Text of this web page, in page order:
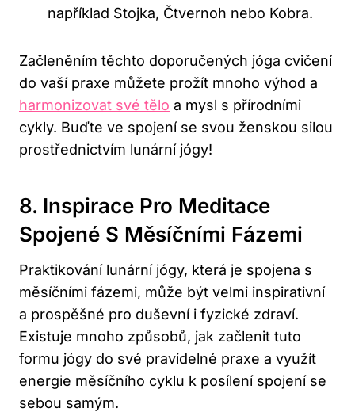
například Stojka, Čtvernoh nebo Kobra.
Začleněním těchto​ doporučených jóga cvičení
do vaší praxe můžete ‌prožít mnoho výhod a
harmonizovat své tělo ⁤a ‍mysl s přírodními
cykly. Buďte⁤ ve⁢ spojení⁤ se svou ženskou silou
prostřednictvím lunární jógy!
8. Inspirace Pro Meditace
Spojené S Měsíčními⁢ Fázemi
Praktikování⁢ lunární jógy, která je spojena s
měsíčními fázemi, může být ‍velmi ⁤inspirativní
a prospěšné pro duševní i‍ fyzické ​zdraví.
Existuje mnoho způsobů,⁣ jak ⁢začlenit tuto
⁤formu⁣ jógy do⁣ své pravidelné praxe a využít
energie měsíčního cyklu k posílení spojení‌ se
sebou samým.